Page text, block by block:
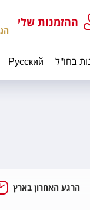
ההזמנות שלי
בחו"ל Русский
הרגע האחרון בארץ